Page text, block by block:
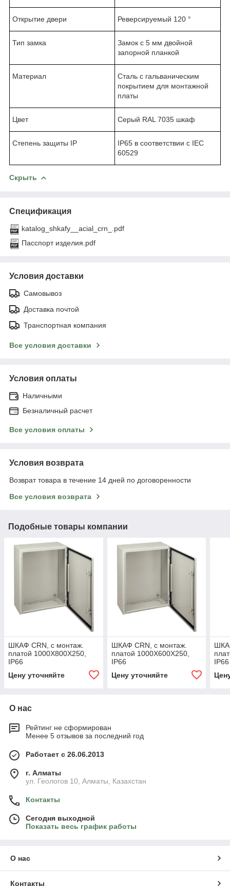
Открытие двери Реверсируемый 120 °
Тип замка
Замок с 5 мм двойной
запорной планкой
Материал
Сталь с гальваническим
покрытием для монтажной
платы
Цвет Серый RAL 7035 шкаф
Степень защиты IP
IP65 в соответствии с IEC
60529
Скрыть
Спецификация
katalog_shkafy__acial_crn_.pdf
Пасспорт изделия.pdf
Условия доставки
Самовывоз
Доставка почтой
Транспортная компания
Все условия доставки
Условия оплаты
Наличными
Безналичный расчет
Все условия оплаты
Условия возврата
Возврат товара в течение 14 дней по договоренности
Все условия возврата
Подобные товары компании
ШКАФ CRN, с монтаж.
платой 1000Х800Х250,
IP66
Цену уточняйте
ШКАФ CRN, с монтаж.
платой 1000Х600Х250,
IP66
Цену уточняйте
IP66
О нас
Рейтинг не сформирован
Менее 5 отзывов за последний год
Работает с 26.06.2013
г. Алматы
ул. Геологов 10, Алматы, Казахстан
Контакты
Сегодня выходной
Показать весь график работы
О нас
Контакты